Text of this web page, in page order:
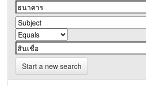
Start a new search